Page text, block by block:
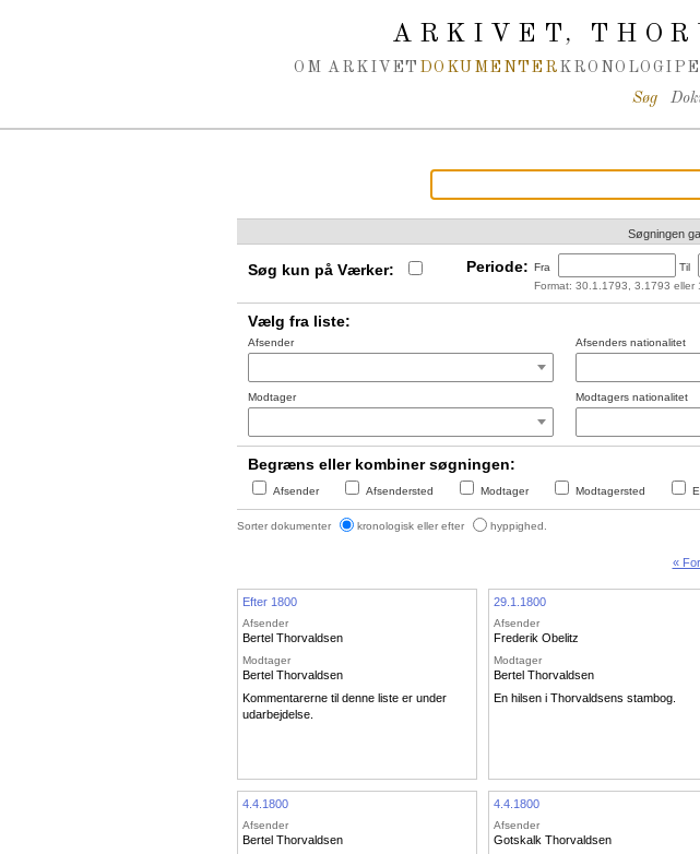
ARKIVET,
OM ARKIVET DOKUMENTER KRONOLOGI
Søg
Søgningen
Søg kun på Værker: Periode: Fra
Til
Format: 30.1.1793, 3.1793 eller
Vælg fra liste:
Afsender Afsenders nationalitet
Modtager Modtagers nationalitet
Begræns eller kombiner søgningen:
Afsender Afsendersted Modtager Modtagersted
Sorter dokumenter kronologisk eller efter hyppighed.
«
Efter 1800
Afsender
Bertel Thorvaldsen
Modtager
Bertel Thorvaldsen
Kommentarerne til denne liste er under
udarbejdelse.
29.1.1800
Afsender
Frederik Obelitz
Modtager
Bertel Thorvaldsen
En hilsen i Thorvaldsens stambog.
4.4.1800
Afsender
Bertel Thorvaldsen
4.4.1800
Afsender
Gotskalk Thorvaldsen